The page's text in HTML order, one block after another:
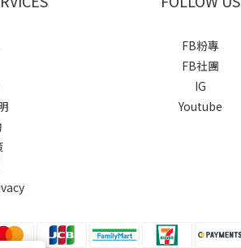
FB粉專
FB社團
IG
Youtube